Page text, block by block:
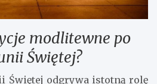
modlitewne po
Świętej?
Świętej odgrywa istotną rolę